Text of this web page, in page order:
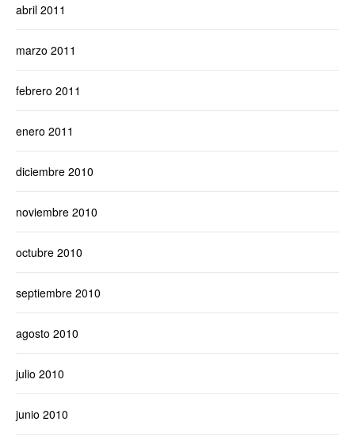
abril 2011
marzo 2011
febrero 2011
enero 2011
diciembre 2010
noviembre 2010
octubre 2010
septiembre 2010
agosto 2010
julio 2010
junio 2010